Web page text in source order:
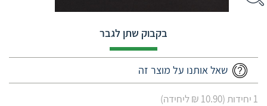
בקבוק שתן לגבר
שאל אותנו על מוצר זה
1 יחידות (10.90 ₪ ליחידה)